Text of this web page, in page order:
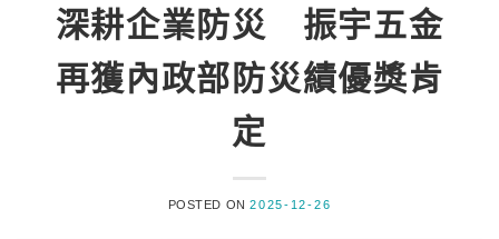
深耕企業防災 振宇五金
再獲內政部防災績優獎肯
定
POSTED ON2025-12-26